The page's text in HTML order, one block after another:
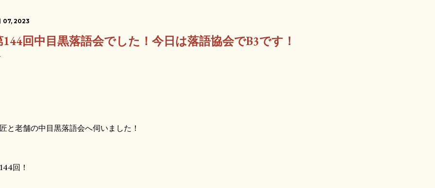
07, 2023
144回中目黒落語会でした！今日は落語協会でB3です！
と老舗の中目黒落語会へ伺いました！
回！